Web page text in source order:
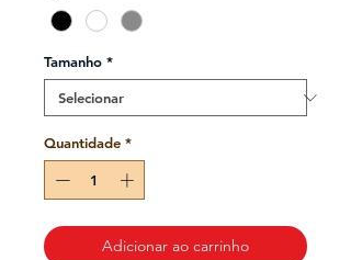
Tamanho *
Quantidade *
Adicionar ao carrinho